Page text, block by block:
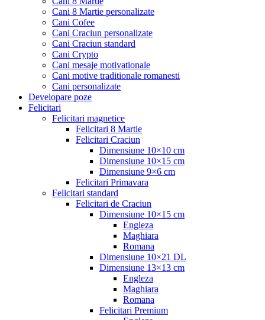
Cani 8 Martie personalizate
Cani Cofee
Cani Craciun personalizate
Cani Craciun standard
Cani Crypto
Cani mesaje motivationale
Cani motive traditionale romanesti
Cani personalizate
Developare poze
Felicitari
Felicitari magnetice
Felicitari 8 Martie
Felicitari Craciun
Dimensiune 10×10 cm
Dimensiune 10×15 cm
Dimensiune 9×6 cm
Felicitari Primavara
Felicitari standard
Felicitari de Craciun
Dimensiune 10×15 cm
Engleza
Maghiara
Romana
Dimensiune 10×21 DL
Dimensiune 13×13 cm
Engleza
Maghiara
Romana
Felicitari Premium